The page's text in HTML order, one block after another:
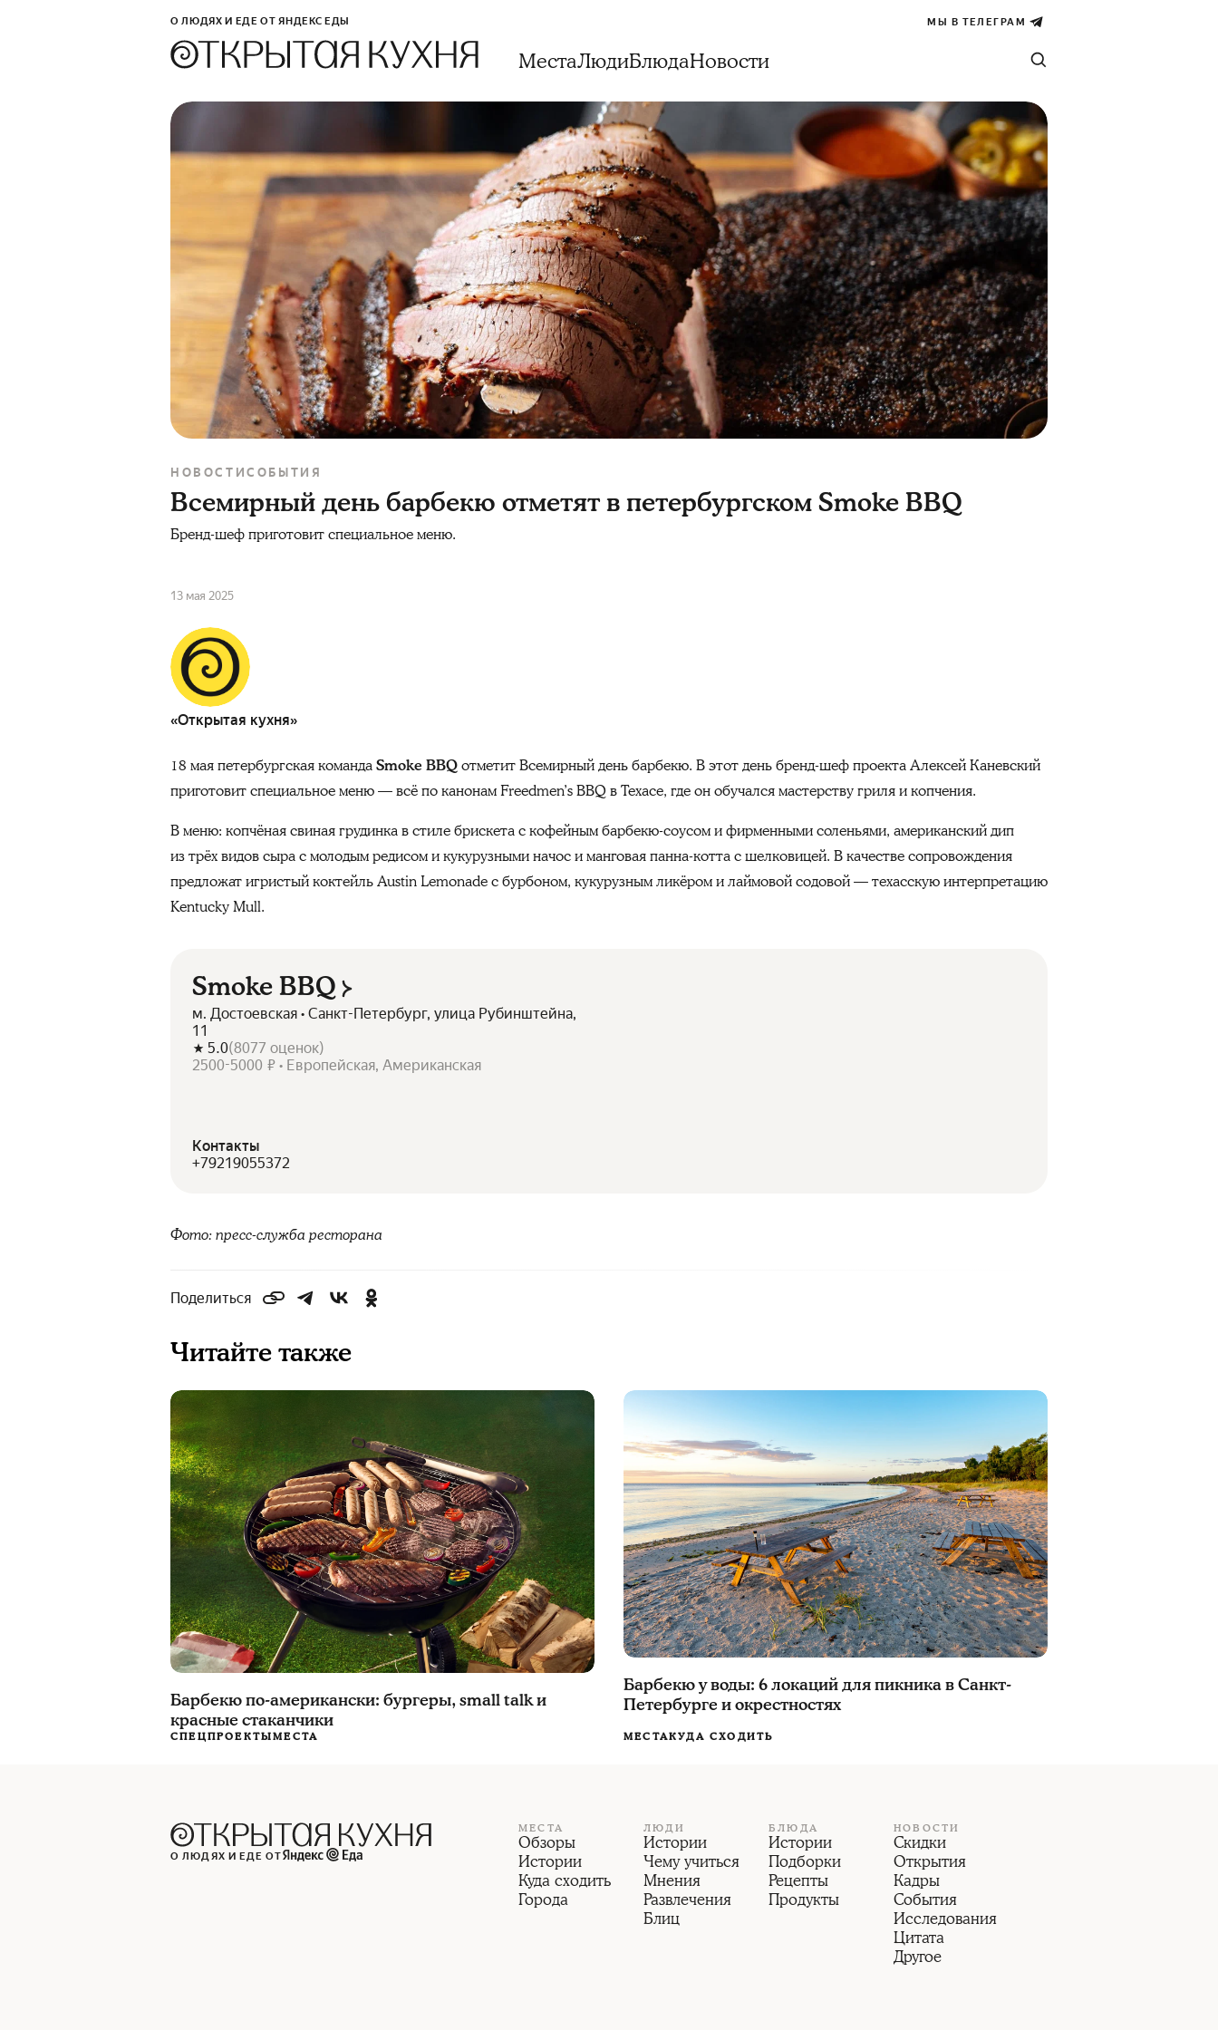
О ЛЮДЯХ И ЕДЕ ОТ ЯНДЕКС ЕДЫ МЫ В ТЕЛЕГРАМ
МестаЛюдиБлюдаНовости
НОВОСТИСОБЫТИЯ
Всемирный день барбекю отметят в петербургском Smoke BBQ
Бренд-шеф приготовит специальное меню.
13 мая 2025
«Открытая кухня»
18 мая петербургская командаSmoke BBQотметит Всемирный день барбекю. В этот день бренд-шеф проекта Алексей Каневский
приготовит специальное меню — всё по канонам Freedmen’s BBQ в Техасе, где он обучался мастерству гриля и копчения.
В меню: копчёная свиная грудинка в стиле брискета с кофейным барбекю-соусом и фирменными соленьями, американский дип
из трёх видов сыра с молодым редисом и кукурузными начос и манговая панна-котта с шелковицей. В качестве сопровождения
предложат игристый коктейль Austin Lemonade с бурбоном, кукурузным ликёром и лаймовой содовой — техасскую интерпретацию
Kentucky Mull.
Smoke BBQ
м. Достоевская • Санкт-Петербург, улица Рубинштейна,
11
5.0(8077 оценок)
2500-5000 ₽ • Европейская, Американская
Контакты
+79219055372
Фото: пресс-служба ресторана
Поделиться
Читайте также
Барбекю по-американски: бургеры, small talk и
красные стаканчики
СПЕЦПРОЕКТЫМЕСТА
Барбекю у воды: 6 локаций для пикника в Санкт-
Петербурге и окрестностях
МЕСТАКУДА СХОДИТЬ
О ЛЮДЯХ И ЕДЕ ОТ
МЕСТА
Обзоры
Истории
Куда сходить
Города
ЛЮДИ
Истории
Чему учиться
Мнения
Развлечения
Блиц
БЛЮДА
Истории
Подборки
Рецепты
Продукты
НОВОСТИ
Скидки
Открытия
Кадры
События
Исследования
Цитата
Другое